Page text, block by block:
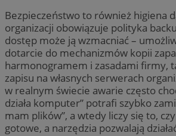
Bezpieczeństwo to również higiena
organizacji obowiązuje polityka
dostęp może ją wzmacniać –
dotarcie do mechanizmów kopii
harmonogramem i zasadami firmy,
zapisu na własnych serwerach
w realnym świecie awarie często
działa komputer” potrafi szybko
mam plików”, a wtedy liczy się to,
gotowe, a narzędzia pozwalają